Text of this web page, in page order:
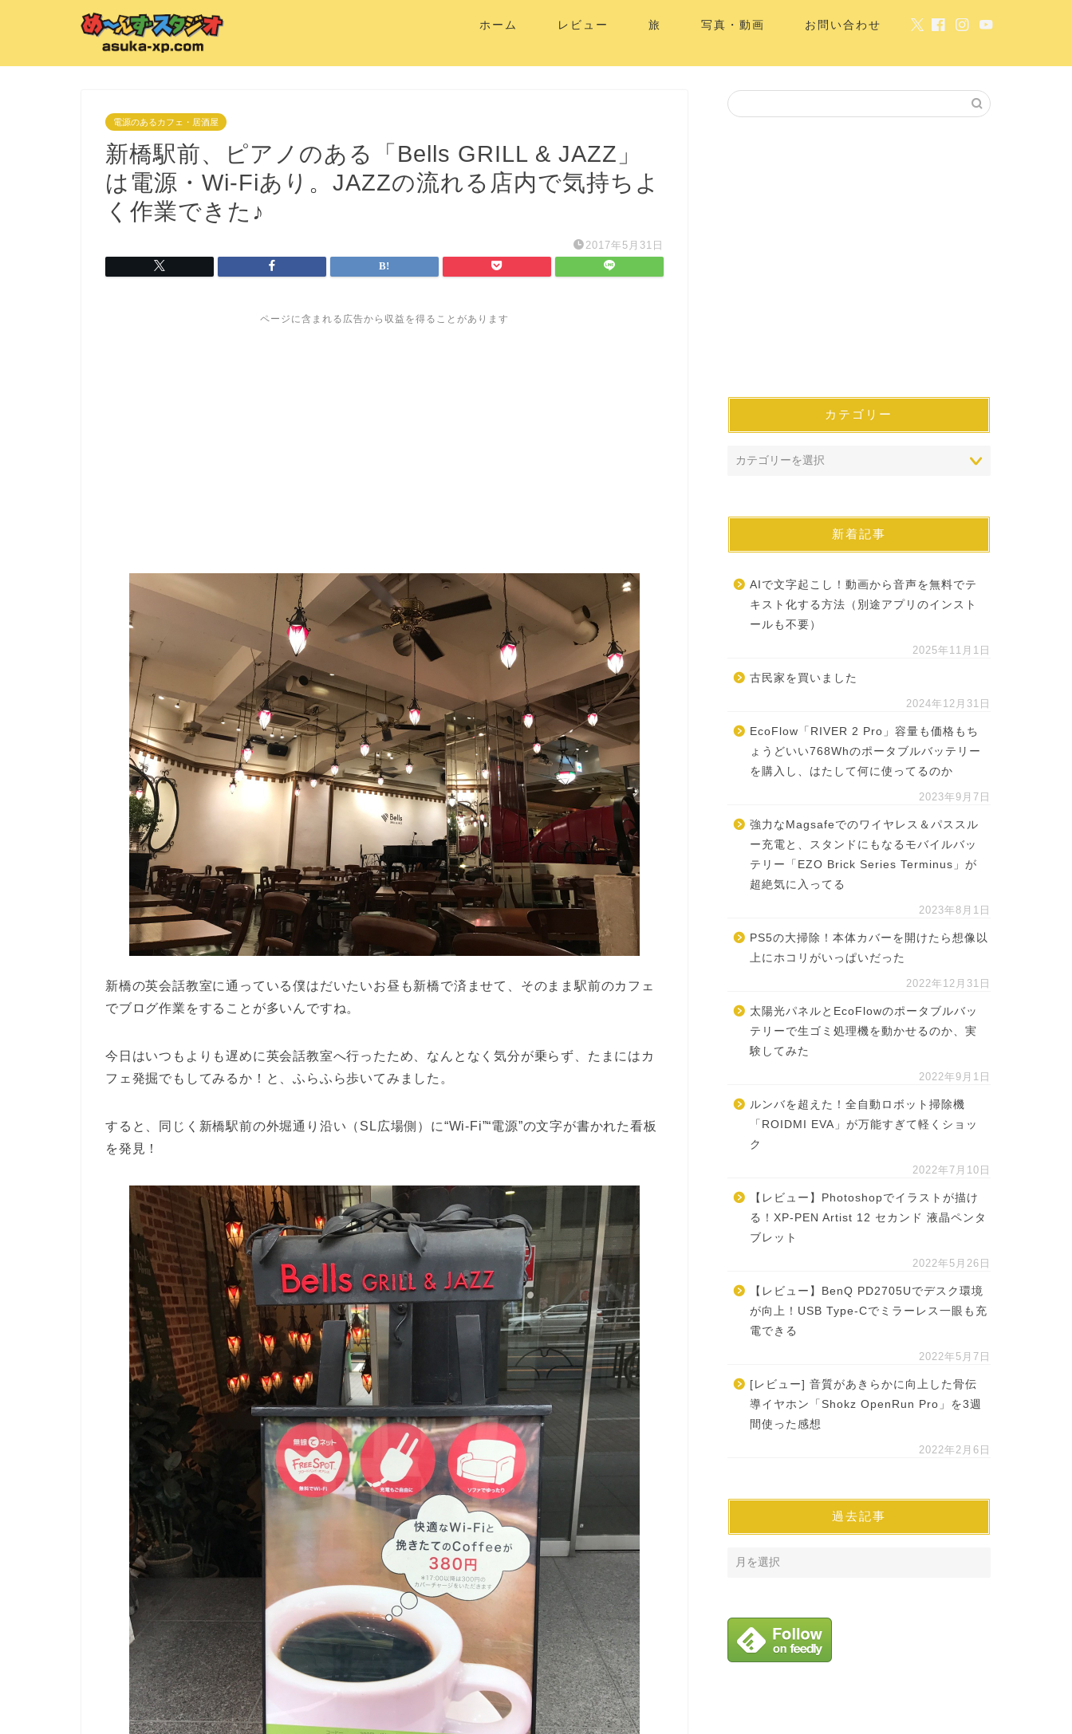
ホーム レビュー 旅 写真・動画 お問い合わせ
電源のあるカフェ・居酒屋
新橋駅前、ピアノのある「Bells GRILL & JAZZ」
は電源・Wi-Fiあり。JAZZの流れる店内で気持ちよ
く作業できた♪
2017年5月31日
ページに含まれる広告から収益を得ることがあります
新橋の英会話教室に通っている僕はだいたいお昼も新橋で済ませて、そのまま駅前のカフェ
でブログ作業をすることが多いんですね。
今日はいつもよりも遅めに英会話教室へ行ったため、なんとなく気分が乗らず、たまにはカ
フェ発掘でもしてみるか！と、ふらふら歩いてみました。
すると、同じく新橋駅前の外堀通り沿い（SL広場側）に“Wi-Fi”“電源”の文字が書かれた看板
を発見！
カテゴリー
新着記事
AIで文字起こし！動画から音声を無料でテ
キスト化する方法（別途アプリのインスト
ールも不要）
2025年11月1日
古民家を買いました
2024年12月31日
EcoFlow「RIVER 2 Pro」容量も価格もち
ょうどいい768Whのポータブルバッテリー
を購入し、はたして何に使ってるのか
2023年9月7日
強力なMagsafeでのワイヤレス＆パススル
ー充電と、スタンドにもなるモバイルバッ
テリー「EZO Brick Series Terminus」が
超絶気に入ってる
2023年8月1日
PS5の大掃除！本体カバーを開けたら想像以
上にホコリがいっぱいだった
2022年12月31日
太陽光パネルとEcoFlowのポータブルバッ
テリーで生ゴミ処理機を動かせるのか、実
験してみた
2022年9月1日
ルンバを超えた！全自動ロボット掃除機
「ROIDMI EVA」が万能すぎて軽くショッ
ク
2022年7月10日
【レビュー】Photoshopでイラストが描け
る！XP-PEN Artist 12 セカンド 液晶ペンタ
ブレット
2022年5月26日
【レビュー】BenQ PD2705Uでデスク環境
が向上！USB Type-Cでミラーレス一眼も充
電できる
2022年5月7日
[レビュー] 音質があきらかに向上した骨伝
導イヤホン「Shokz OpenRun Pro」を3週
間使った感想
2022年2月6日
過去記事